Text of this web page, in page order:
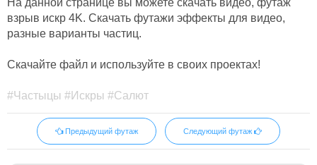
На данной странице вы можете скачать видео, футаж
взрыв искр 4K. Скачать футажи эффекты для видео,
разные варианты частиц.
Скачайте файл и используйте в своих проектах!
#Частыцы #Искры #Салют
Предыдущий футаж Следующий футаж